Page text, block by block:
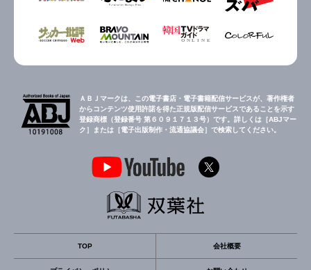
ＡＢＪマークは、この電子書店・電子書籍配信サービスが、著作権者
からコンテンツ使用許諾を得た正規版配信サービスであることを示す
登録商標（登録番号 第６０９１７１３号）です。詳しくは［ABJマー
ク］または［電子出版制作・流通協議会］で検索してください。
TOP 会社概要